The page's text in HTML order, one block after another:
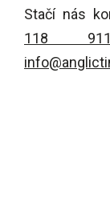
Stačí nás
118 911